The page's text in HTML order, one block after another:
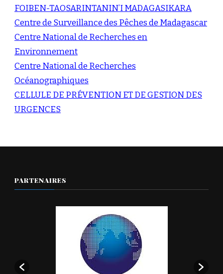
FOIBEN-TAOSARINTANIN’I MADAGASIKARA
Centre de Surveillance des Pêches de Madagascar
Centre National de Recherches en
Environnement
Centre National de Recherches
Océanographiques
CELLULE DE PRÉVENTION ET DE GESTION DES
URGENCES
PARTENAIRES